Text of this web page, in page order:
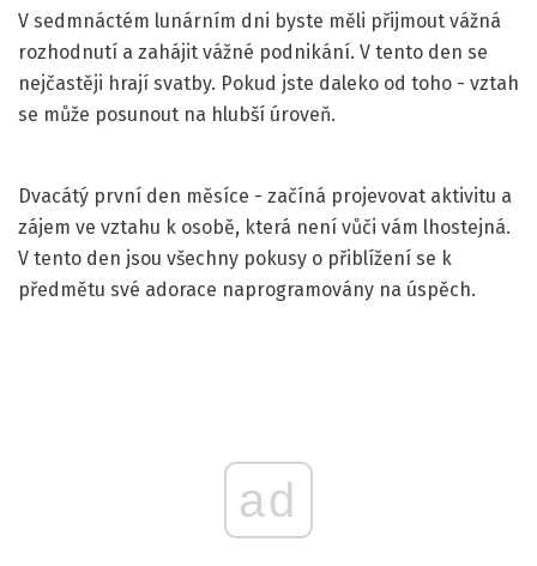
V sedmnáctém lunárním dni byste měli přijmout vážná
rozhodnutí a zahájit vážné podnikání. V tento den se
nejčastěji hrají svatby. Pokud jste daleko od toho - vztah
se může posunout na hlubší úroveň.
Dvacátý první den měsíce - začíná projevovat aktivitu a
zájem ve vztahu k osobě, která není vůči vám lhostejná.
V tento den jsou všechny pokusy o přiblížení se k
předmětu své adorace naprogramovány na úspěch.
ad